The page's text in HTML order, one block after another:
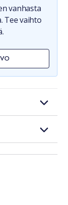
vanhasta
Tee vaihto